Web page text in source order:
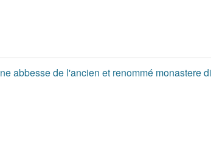
abbesse de l'ancien et renommé monastere